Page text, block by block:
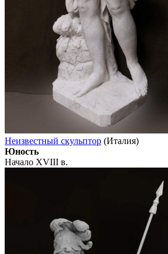
Неизвестный скульптор (Италия)
Юность
Начало XVIII в.